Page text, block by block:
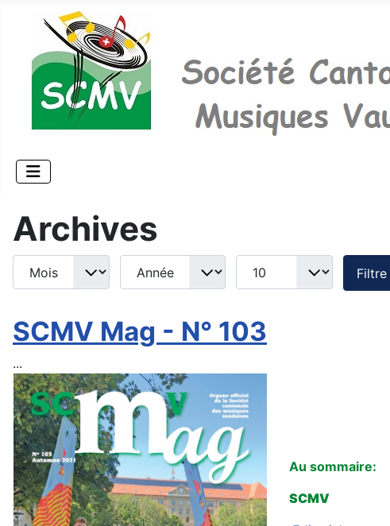
Archives
Filtres de recherche
Mois Année Afficher #
Filtre
SCMV Mag - N° 103
...
Au sommaire:
SCMV